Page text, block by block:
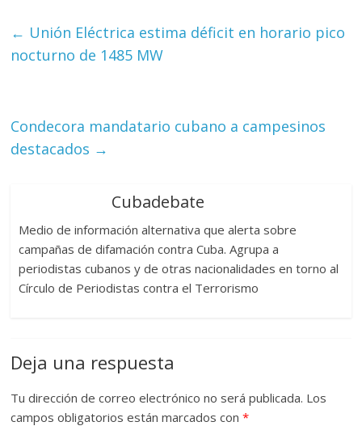
← Unión Eléctrica estima déficit en horario pico
nocturno de 1485 MW
Condecora mandatario cubano a campesinos
destacados →
Cubadebate
Medio de información alternativa que alerta sobre
campañas de difamación contra Cuba. Agrupa a
periodistas cubanos y de otras nacionalidades en torno al
Círculo de Periodistas contra el Terrorismo
Deja una respuesta
Tu dirección de correo electrónico no será publicada. Los
campos obligatorios están marcados con*